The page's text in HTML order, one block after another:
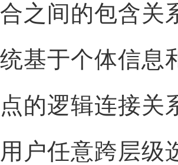
合之间的包含关
统基于个体信息
点的逻辑连接关
用户任意跨层级